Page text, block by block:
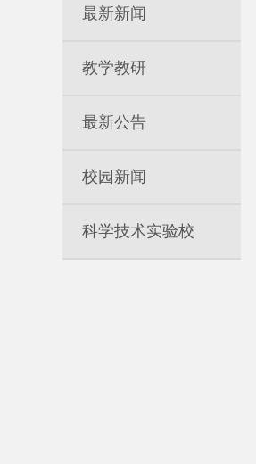
最新新闻
教学教研
最新公告
校园新闻
科学技术实验校